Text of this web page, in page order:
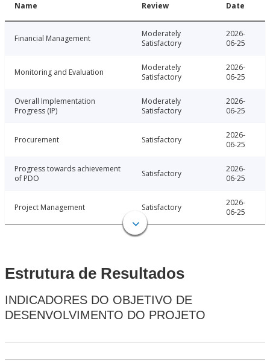
Name Review Date
Financial Management
Moderately
Satisfactory
2026-
06-25
Monitoring and Evaluation
Moderately
Satisfactory
2026-
06-25
Overall Implementation
Progress (IP)
Moderately
Satisfactory
2026-
06-25
Procurement Satisfactory
2026-
06-25
Progress towards achievement
of PDO
Satisfactory
2026-
06-25
Project Management Satisfactory
2026-
06-25
Estrutura de Resultados
INDICADORES DO OBJETIVO DE
DESENVOLVIMENTO DO PROJETO